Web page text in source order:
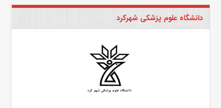
دانشگاه علوم پزشکی شهرکرد